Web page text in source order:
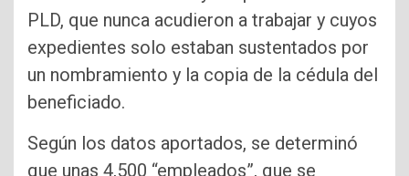
PLD, que nunca acudieron a trabajar y cuyos
expedientes solo estaban sustentados por
un nombramiento y la copia de la cédula del
beneficiado.
Según los datos aportados, se determinó
que unas 4,500 “empleados”, que se